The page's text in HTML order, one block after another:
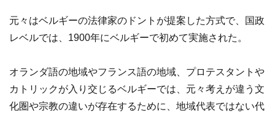
元々はベルギーの法律家のドントが提案した方式で、国政
レベルでは、1900年にベルギーで初めて実施された。
オランダ語の地域やフランス語の地域、プロテスタントや
カトリックが入り交じるベルギーでは、元々考えが違う文
化圏や宗教の違いが存在するために、地域代表ではない代